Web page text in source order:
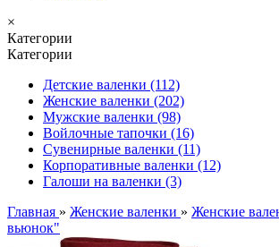
×
Категории
Категории
Детские валенки (112)
Женские валенки (202)
Мужские валенки (98)
Войлочные тапочки (16)
Сувенирные валенки (11)
Корпоративные валенки (12)
Галоши на валенки (3)
Главная » Женские валенки » Женские
вьюнок"